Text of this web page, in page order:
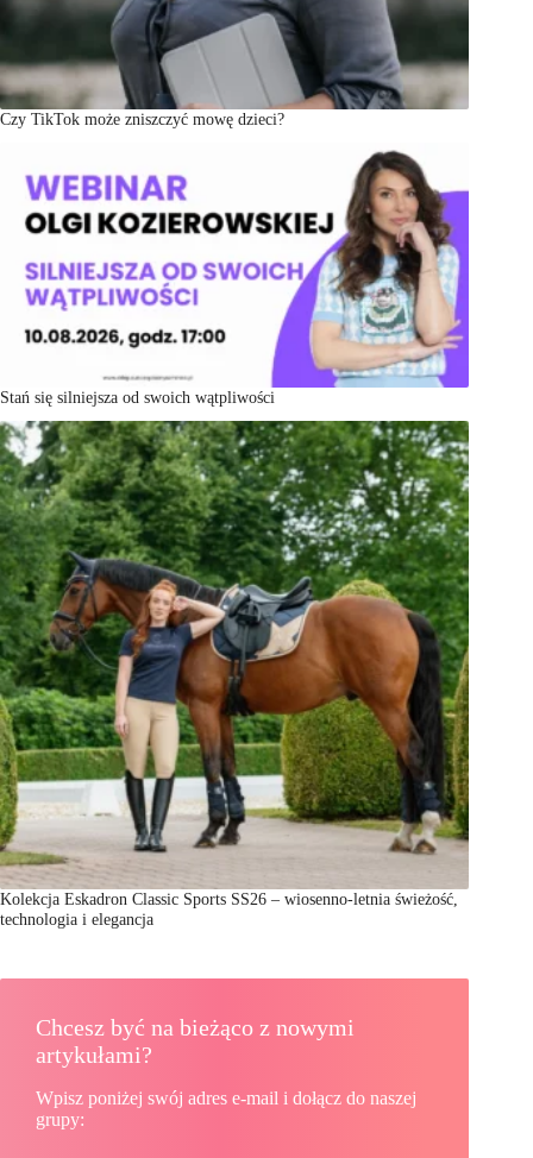
Czy TikTok może zniszczyć mowę dzieci?
Stań się silniejsza od swoich wątpliwości
Kolekcja Eskadron Classic Sports SS26 – wiosenno-letnia świeżość,
technologia i elegancja
Chcesz być na bieżąco z nowymi
artykułami?
Wpisz poniżej swój adres e-mail i dołącz do naszej
grupy: